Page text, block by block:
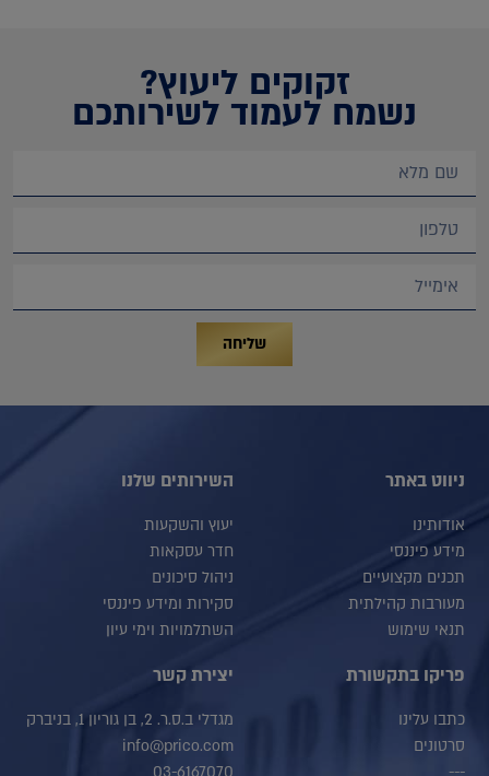
זקוקים ליעוץ?
נשמח לעמוד לשירותכם
שליחה
ניווט באתר
אודותינו
מידע פיננסי
תכנים מקצועיים
מעורבות קהילתית
תנאי שימוש
השירותים שלנו
יעוץ והשקעות
חדר עסקאות
ניהול סיכונים
סקירות ומידע פיננסי
השתלמויות וימי עיון
פריקו בתקשורת
כתבו עלינו
סרטונים
יצירת קשר
מגדלי ב.ס.ר. 2, בן גוריון 1, בניברק
info@prico.com